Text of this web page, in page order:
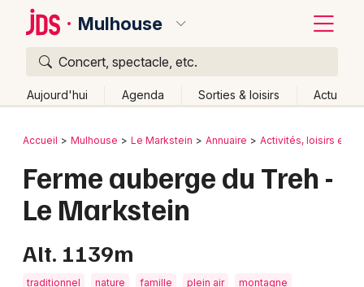
Mulhouse
Concert, spectacle, etc.
Aujourd'hui Agenda Sorties & loisirs Actu
Publier un événement
Activité & Expérience
Bordeaux
Colmar
Retour
Accueil Mulhouse Le Markstein Annuaire Activités, loisirs et
Ferme auberge du Treh -
Le Markstein
Alt. 1139m
traditionnel nature famille plein air montagne
Quoi ?
Où ?
Partout
Près de moi Changer de lieu
Quand ?